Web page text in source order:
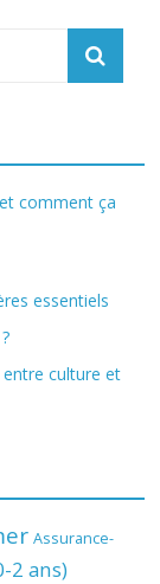
comment ça
essentiels
entre culture et
Assurance-
2 ans)